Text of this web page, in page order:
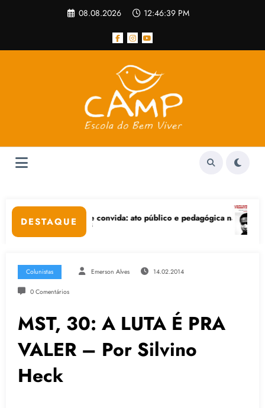
08.08.2026 12:46:39 PM
DESTAQUE
convida: ato público e pedagógica na sexta-feira (24), no CPERS
“Centenário de
Colunistas Emerson Alves 14.02.2014
0 Comentários
MST, 30: A LUTA É PRA
VALER – Por Silvino
Heck